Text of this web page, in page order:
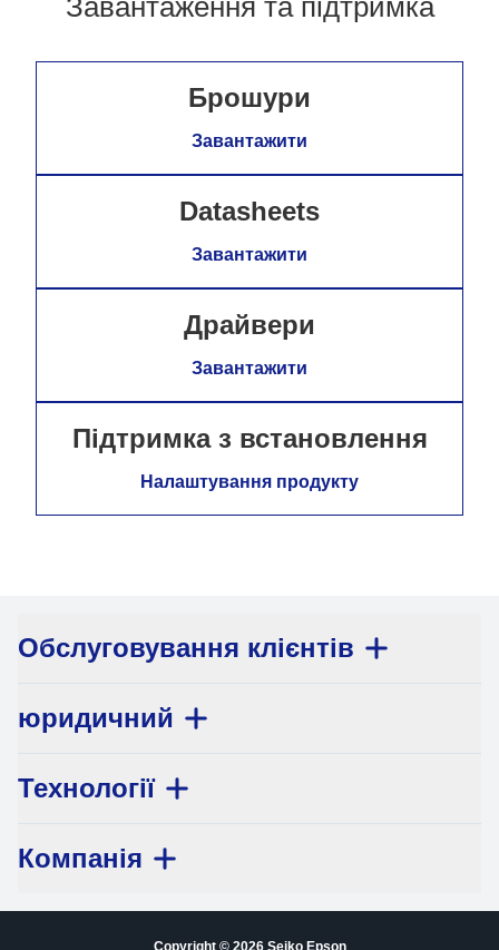
Завантаження та підтримка
Брошури
Завантажити
Datasheets
Завантажити
Драйвери
Завантажити
Підтримка з встановлення
Налаштування продукту
Обслуговування клієнтів
юридичний
Технології
Компанія
Copyright © 2026 Seiko Epson